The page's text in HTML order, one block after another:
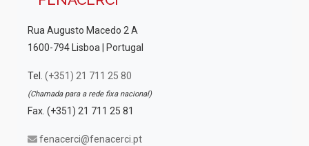
Rua Augusto Macedo 2 A
1600-794 Lisboa | Portugal
Tel. (+351) 21 711 25 80
(Chamada para a rede fixa nacional)
Fax. (+351) 21 711 25 81
fenacerci@fenacerci.pt